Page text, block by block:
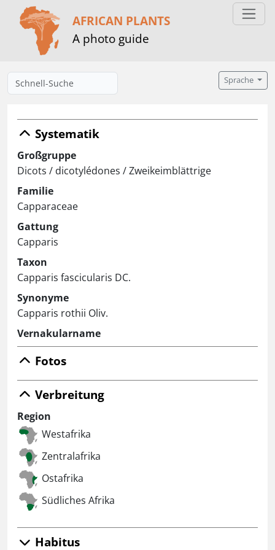
AFRICAN PLANTS
A photo guide
Sprache
Systematik
Großgruppe
Dicots / dicotylédones / Zweikeimblättrige
Familie
Capparaceae
Gattung
Capparis
Taxon
Capparis fascicularis DC.
Synonyme
Capparis rothii Oliv.
Vernakularname
Fotos
Verbreitung
Region
Westafrika
Zentralafrika
Ostafrika
Südliches Afrika
Habitus